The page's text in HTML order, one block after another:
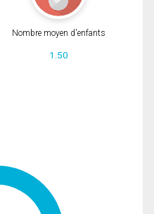
Nombre moyen d'enfants
1.50